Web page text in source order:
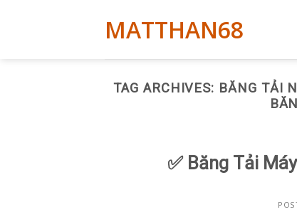
MATTHAN68
TAG ARCHIVES: BĂNG TẢI
✅ Băng Tải